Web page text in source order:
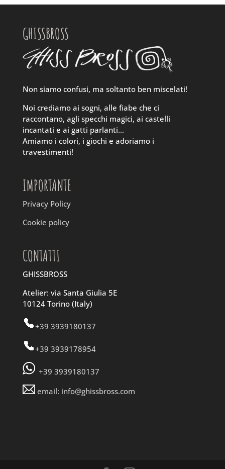
GHISSBROSS
Non siamo confusi, ma soltanto ben miscelati!
Noi crediamo ai sogni, alle fiabe che ci
raccontano, agli specchi magici, ai castelli
incantati e ai gatti parlanti…
Amiamo i colori, i giochi e adoriamo i
travestimenti!
IMPORTANTE
Privacy Policy
Cookie policy
CONTATTI
GHISSBROSS
Atelier: via Santa Giulia 5E
10124 Torino (Italy)
+39 3939180137
+39 3939178954
+39 3939180137
email: info@ghissbross.com